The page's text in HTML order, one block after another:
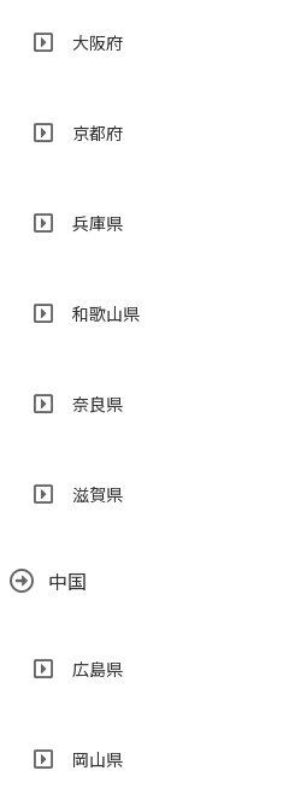
大阪府
京都府
兵庫県
和歌山県
奈良県
滋賀県
中国
広島県
岡山県